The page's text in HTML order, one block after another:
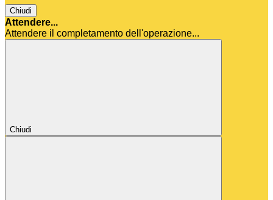
Chiudi
Attendere...
Attendere il completamento dell'operazione...
Chiudi